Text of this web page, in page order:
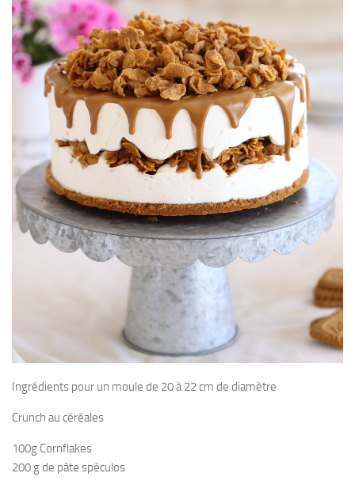
Ingrédients pour un moule de 20 à 22 cm de diamètre
Crunch au céréales
100g Cornflakes
200 g de pâte spéculos